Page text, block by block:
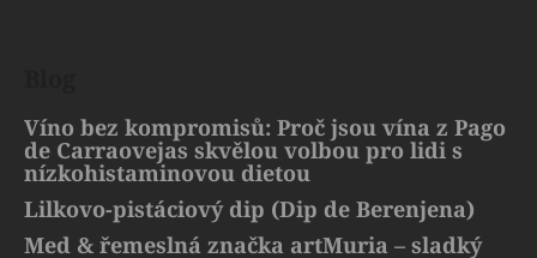
Víno bez kompromisů: Proč jsou vína z Pago
de Carraovejas skvělou volbou pro lidi s
nízkohistaminovou dietou
Lilkovo-pistáciový dip (Dip de Berenjena)
Med & řemeslná značka artMuria – sladký